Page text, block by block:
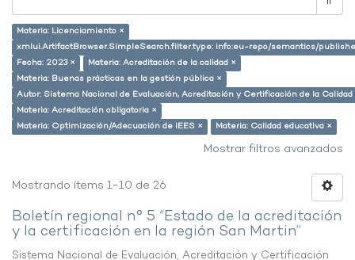
Materia: Licenciamiento ×
xmlui.ArtifactBrowser.SimpleSearch.filter.type: info:eu-repo/semantics/
Fecha: 2023 ×
Materia: Acreditación de la calidad ×
Materia: Buenas prácticas en la gestión pública ×
Autor: Sistema Nacional de Evaluación, Acreditación y Certificación de la
Materia: Acreditación obligatoria ×
Materia: Optimización/Adecuación de IEES ×
Materia: Calidad educativa ×
Mostrar filtros avanzados
Mostrando ítems 1-10 de 26
Boletín regional n° 5 “Estado de la acreditación
y la certificación en la región San Martin”
Sistema Nacional de Evaluación, Acreditación y Certificación